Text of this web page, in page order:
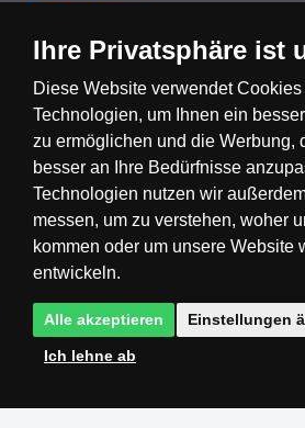
Česká republika Slovensko
Magyarország Österreich
Nederland
Ihre Privatsphäre ist
Diese Website verwendet Cookies
Technologien, um Ihnen ein
zu ermöglichen und die Werbung,
besser an Ihre Bedürfnisse
Technologien nutzen wir
messen, um zu verstehen, woher
kommen oder um unsere Website
entwickeln.
Alle akzeptieren Einstellungen
Ich lehne ab